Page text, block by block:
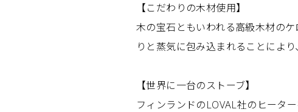
【こだわりの木材使用】
木の宝石ともいわれる高級木材の
りと蒸気に包み込まれることにより
【世界に一台のストーブ】
フィンランドのLOVAL社のヒータ